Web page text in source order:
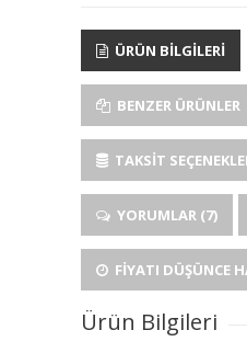
ÜRÜN BILGILERI
BENZER ÜRÜNLER
TAKSIT
YORUMLAR (7)
FIYATI DÜŞÜNCE
Ürün Bilgileri